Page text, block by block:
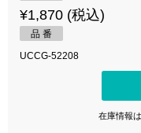
¥1,870 (税込)
品 番
UCCG-52208
在庫情報